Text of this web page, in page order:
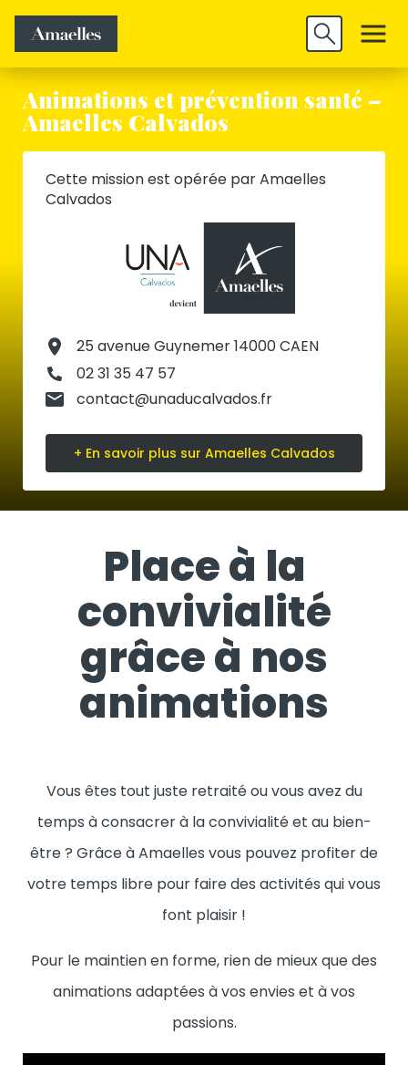
Découvrir
Animations et prévention santé –
Amaelles Calvados
Cette mission est opérée par Amaelles
Calvados
25 avenue Guynemer 14000 CAEN
02 31 35 47 57
contact@unaducalvados.fr
+ En savoir plus sur Amaelles Calvados
Place à la
convivialité
grâce à nos
animations
Vous êtes tout juste retraité ou vous avez du
temps à consacrer à la convivialité et au bien-
être ? Grâce à Amaelles vous pouvez profiter de
votre temps libre pour faire des activités qui vous
font plaisir !
Pour le maintien en forme, rien de mieux que des
animations adaptées à vos envies et à vos
passions.